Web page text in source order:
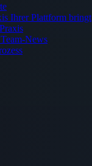
Ihrer Plattform bringt
News